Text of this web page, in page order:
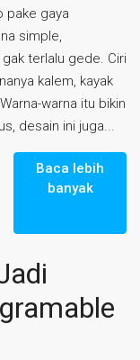
pake gaya
simple,
terlalu gede. Ciri
kalem, kayak
warna itu bikin
desain ini juga...
Baca lebih
banyak